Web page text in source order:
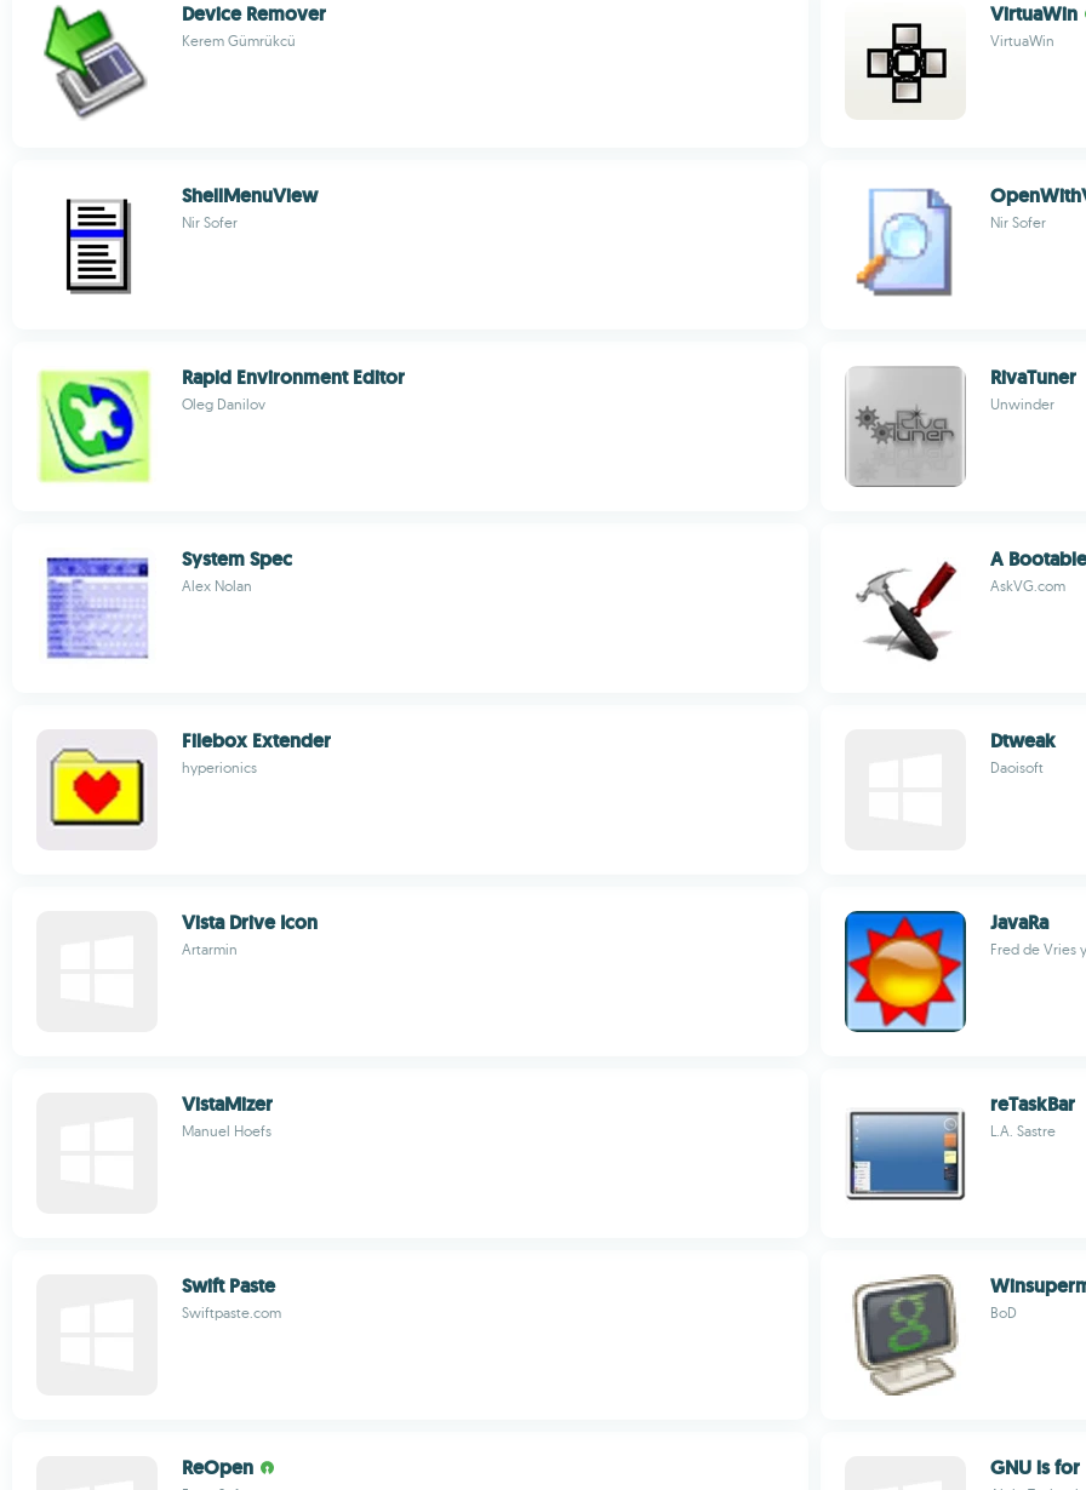
Device Remover
Kerem Gümrükcü
VirtuaWin
VirtuaWin
ShellMenuView
Nir Sofer Nir Sofer
Rapid Environment Editor
Oleg Danilov
RivaTuner
Unwinder
System Spec
Alex Nolan
A
AskVG.com
Filebox Extender
hyperionics
Dtweak
Daoisoft
Vista Drive Icon
Artarmin
JavaRa
Fred de Vries
VistaMizer
Manuel Hoefs
reTaskBar
L.A. Sastre
Swift Paste
Swiftpaste.com BoD
ReOpen GNU ls